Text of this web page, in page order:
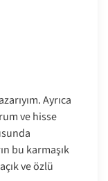
Ayrıca
ve hisse
bu karmaşık
ve özlü